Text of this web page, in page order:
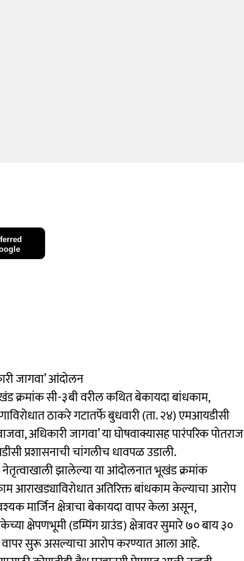
जागवा’ आंदोलन
क्रमांक सी-३बी वरील कथित बेकायदा बांधकाम,
ठाकरे गटातर्फे बुधवारी (ता. २४) एमआयडीसी
अधिकारी जागवा’ या घोषवाक्यासह पारंपरिक पोतराज
प्रशासनाची चांगलीच धावपळ उडाली.
नेतृत्वाखाली झालेल्या या आंदोलनात भूखंड क्रमांक
आराखड्याविरोधात अतिरिक्त बांधकाम केल्याचा आरोप
मार्जिन क्षेत्राचा बेकायदा वापर केला असून,
(डम्पिंग ग्राउंड) क्षेत्रावर सुमारे ७० बाय ३०
सुरू असल्याचा आरोप करण्यात आला आहे.